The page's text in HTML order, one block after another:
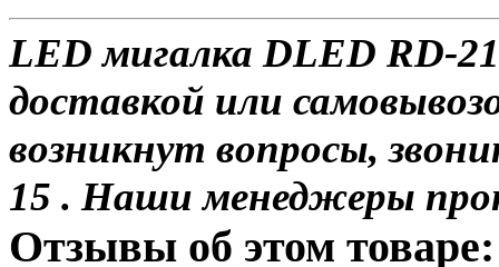
LED мигалка DLED RD-
доставкой или
возникнут вопросы,
15 . Наши менеджеры
Отзывы об этом товаре: